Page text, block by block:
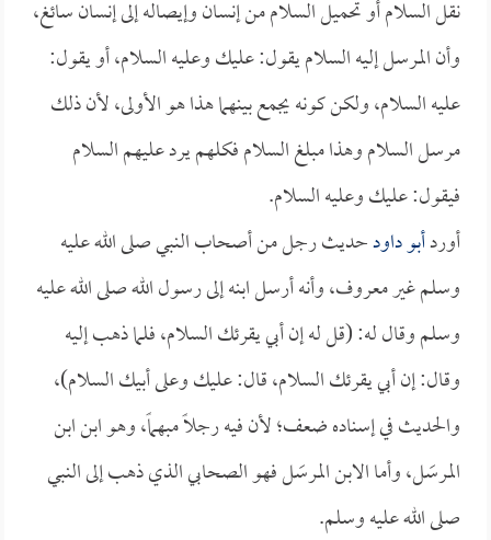
نقل السلام أو تحميل السلام من إنسان وإيصاله إلى إنسان سائغ،
وأن المرسل إليه السلام يقول: عليك وعليه السلام، أو يقول:
عليه السلام، ولكن كونه يجمع بينهما هذا هو الأولى، لأن ذلك
مرسل السلام وهذا مبلغ السلام فكلهم يرد عليهم السلام
فيقول: عليك وعليه السلام.
أوردأبو داودحديث رجل من أصحاب النبي صلى الله عليه
وسلم غير معروف، وأنه أرسل ابنه إلى رسول الله صلى الله عليه
وسلم وقال له: (قل له إن أبي يقرئك السلام، فلما ذهب إليه
وقال: إن أبي يقرئك السلام، قال: عليك وعلى أبيك السلام)،
والحديث في إسناده ضعف؛ لأن فيه رجلاً مبهماً، وهو ابن ابن
المرسَل، وأما الابن المرسَل فهو الصحابي الذي ذهب إلى النبي
صلى الله عليه وسلم.